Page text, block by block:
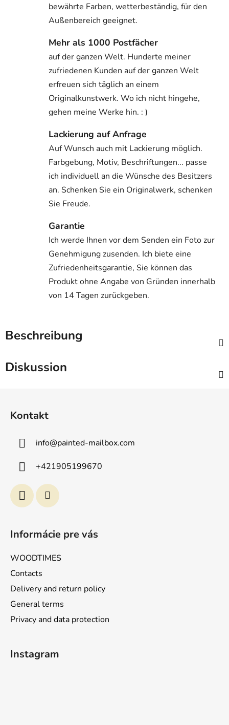
bewährte Farben, wetterbeständig, für den
Außenbereich geeignet.
Mehr als 1000 Postfächer
auf der ganzen Welt. Hunderte meiner
zufriedenen Kunden auf der ganzen Welt
erfreuen sich täglich an einem
Originalkunstwerk. Wo ich nicht hingehe,
gehen meine Werke hin. : )
Lackierung auf Anfrage
Auf Wunsch auch mit Lackierung möglich.
Farbgebung, Motiv, Beschriftungen... passe
ich individuell an die Wünsche des Besitzers
an. Schenken Sie ein Originalwerk, schenken
Sie Freude.
Garantie
Ich werde Ihnen vor dem Senden ein Foto zur
Genehmigung zusenden. Ich biete eine
Zufriedenheitsgarantie, Sie können das
Produkt ohne Angabe von Gründen innerhalb
von 14 Tagen zurückgeben.
Beschreibung
Diskussion
Kontakt
info@painted-mailbox.com
+421905199670
Informácie pre vás
WOODTIMES
Contacts
Delivery and return policy
General terms
Privacy and data protection
Instagram